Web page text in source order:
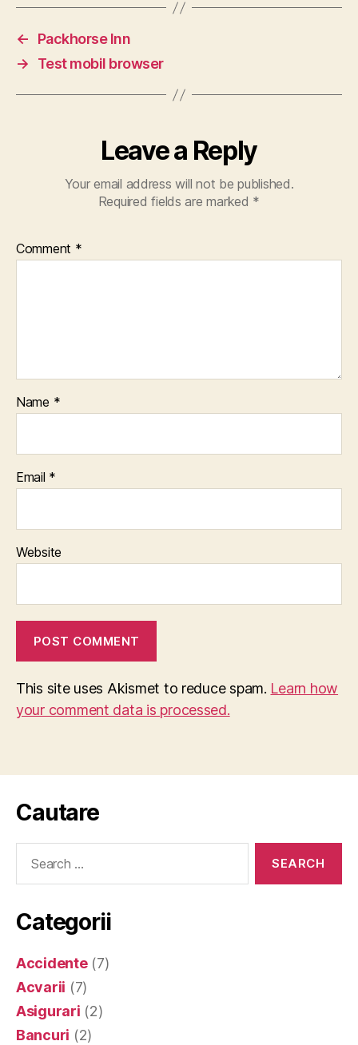
←
Packhorse Inn
→
Test mobil browser
Leave a Reply
Your email address will not be published.
Required fields are marked *
Comment *
Name *
Email *
Website
This site uses Akismet to reduce spam. Learn how
your comment data is processed.
Cautare
Categorii
Accidente(7)
Acvarii (7)
Asigurari (2)
Bancuri (2)